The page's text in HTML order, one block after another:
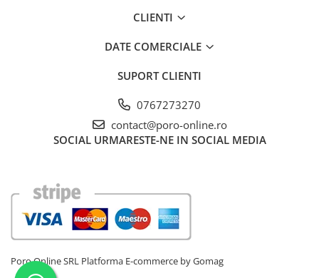
CLIENTI
DATE COMERCIALE
SUPORT CLIENTI
0767273270
contact@poro-online.ro
SOCIAL URMARESTE-NE IN SOCIAL MEDIA
Poro Online SRL Platforma E-commerce by Gomag